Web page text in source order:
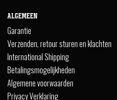
ALGEMEEN
Garantie
Verzenden, retour sturen en klachten
International Shipping
Betalingsmogelijkheden
Algemene voorwaarden
Privacy Verklaring